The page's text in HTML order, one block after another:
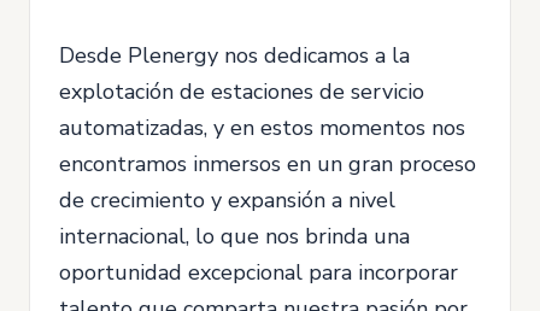
Desde Plenergy nos dedicamos a la
explotación de estaciones de servicio
automatizadas, y en estos momentos nos
encontramos inmersos en un gran proceso
de crecimiento y expansión a nivel
internacional, lo que nos brinda una
oportunidad excepcional para incorporar